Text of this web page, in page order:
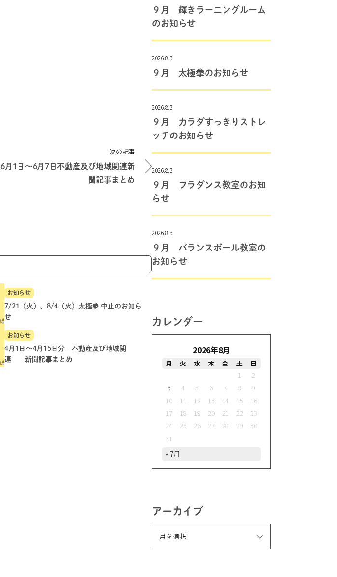
次の記事
6月1日～6月7日不動産及び地域関連新
聞記事まとめ
お知らせ
7/21（火）、8/4（火）太極拳 中止のお知ら
せ
お知らせ
4月1日～4月15日分 不動産及び地域関
連 新聞記事まとめ
９月 輝きラーニングルーム
のお知らせ
2026.8.3
９月 太極拳のお知らせ
2026.8.3
９月 カラダすっきりストレ
ッチのお知らせ
2026.8.3
９月 フラダンス教室のお知
らせ
2026.8.3
９月 バランスボール教室の
お知らせ
カレンダー
2026年8月
月 火 水 木 金 土
日
1
2
3
4 5 6 7 8
9
10
11 12 13 14 15
16
17
18 19 20 21 22
23
24
25 26 27 28 29
30
31
« 7月
アーカイブ